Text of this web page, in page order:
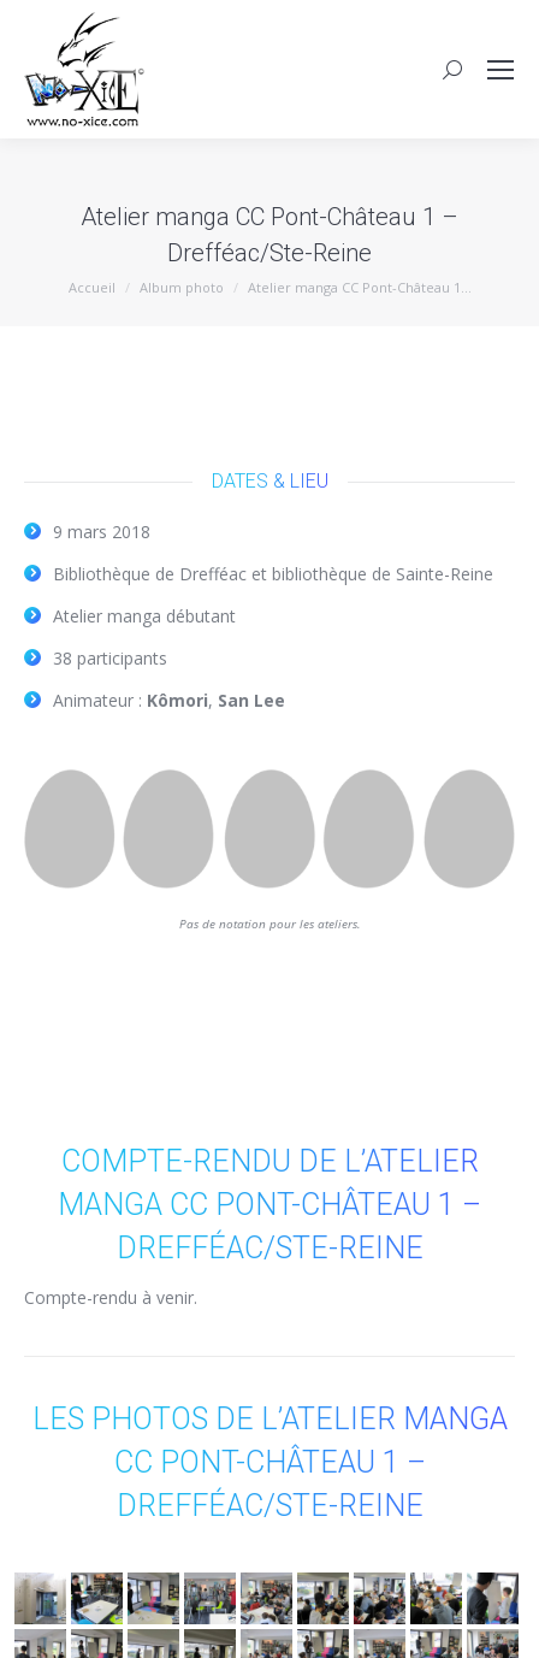
Atelier manga CC Pont-Château 1 –
Drefféac/Ste-Reine
Vous êtes ici :
Accueil Album photo Atelier manga CC Pont-Château 1…
DATES & LIEU
9 mars 2018
Bibliothèque de Drefféac et bibliothèque de Sainte-Reine
Atelier manga débutant
38 participants
Animateur : Kômori, San Lee
Pas de notation pour les ateliers.
COMPTE-RENDU DE L’ATELIER
MANGA CC PONT-CHÂTEAU 1 –
DREFFÉAC/STE-REINE
Compte-rendu à venir.
LES PHOTOS DE L’ATELIER MANGA
CC PONT-CHÂTEAU 1 –
DREFFÉAC/STE-REINE